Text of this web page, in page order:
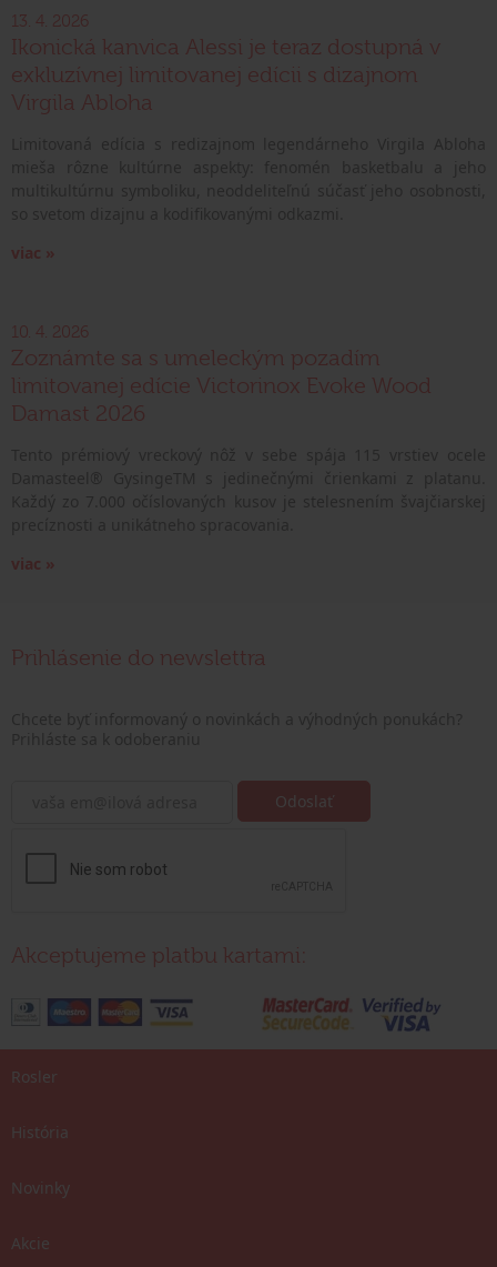
13. 4. 2026
Ikonická kanvica Alessi je teraz dostupná v
exkluzívnej limitovanej edícii s dizajnom
Virgila Abloha
viac »
10. 4. 2026
Zoznámte sa s umeleckým pozadím
limitovanej edície Victorinox Evoke Wood
Damast 2026
viac »
Prihlásenie do newslettra
Akceptujeme platbu kartami:
Rosler
História
Novinky
Akcie